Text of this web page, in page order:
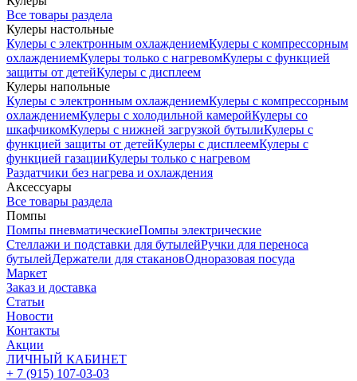
Все товары раздела
Кулеры настольные
Кулеры с электронным охлаждениемКулеры с компрессорным
охлаждениемКулеры только с нагревомКулеры с функцией
защиты от детейКулеры с дисплеем
Кулеры напольные
Кулеры с электронным охлаждениемКулеры с компрессорным
охлаждениемКулеры с холодильной камеройКулеры со
шкафчикомКулеры с нижней загрузкой бутылиКулеры с
функцией защиты от детейКулеры с дисплеемКулеры с
функцией газацииКулеры только с нагревом
Раздатчики без нагрева и охлаждения
Аксессуары
Все товары раздела
Помпы
Помпы пневматическиеПомпы электрические
Стеллажи и подставки для бутылейРучки для переноса
бутылейДержатели для стакановОдноразовая посуда
Маркет
Заказ и доставка
Статьи
Новости
Контакты
Акции
ЛИЧНЫЙ КАБИНЕТ
+ 7 (915) 107-03-03